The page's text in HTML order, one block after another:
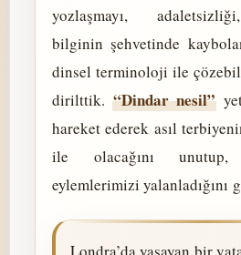
yozlaşmayı,
bilginin şehvetinde
dinsel terminoloji ile
dirilttik.“Dindar nesil”
hareket ederek asıl
ile olacağını unutup,
eylemlerimizi yalanladığını
Londra’da yaşayan bir